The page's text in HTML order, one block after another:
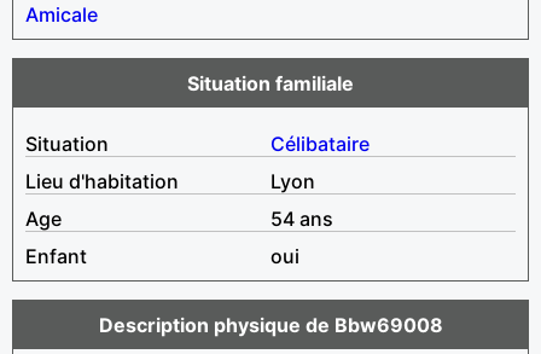
Amicale
Situation familiale
Situation
Célibataire
Lieu d'habitation
Lyon
Age
54 ans
Enfant
oui
Description physique de Bbw69008